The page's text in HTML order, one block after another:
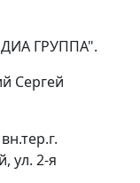
ГРУППА".
Сергей
ул. 2-я